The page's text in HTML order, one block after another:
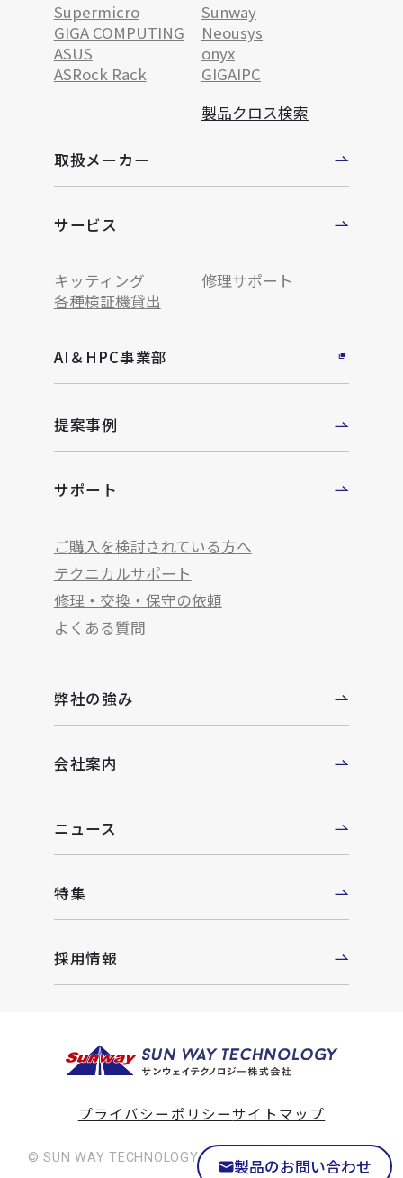
製品のお問い合わせ
Supermicro
Sunway
GIGA COMPUTING
Neousys
ASUS
onyx
ASRock Rack
GIGAIPC
製品クロス検索
取扱メーカー
サービス
キッティング
修理サポート
各種検証機貸出
AI＆HPC事業部
提案事例
サポート
ご購入を検討されている方へ
テクニカルサポート
修理・交換・保守の依頼
よくある質問
弊社の強み
会社案内
ニュース
特集
採用情報
プライバシーポリシーサイトマップ
© SUN WAY TECHNOLOGY Co., Ltd. All rights reserved